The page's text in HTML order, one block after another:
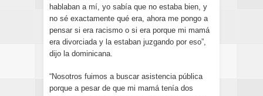
hablaban a mí, yo sabía que no estaba bien, y
no sé exactamente qué era, ahora me pongo a
pensar si era racismo o si era porque mi mamá
era divorciada y la estaban juzgando por eso”,
dijo la dominicana.
“Nosotros fuimos a buscar asistencia pública
porque a pesar de que mi mamá tenía dos